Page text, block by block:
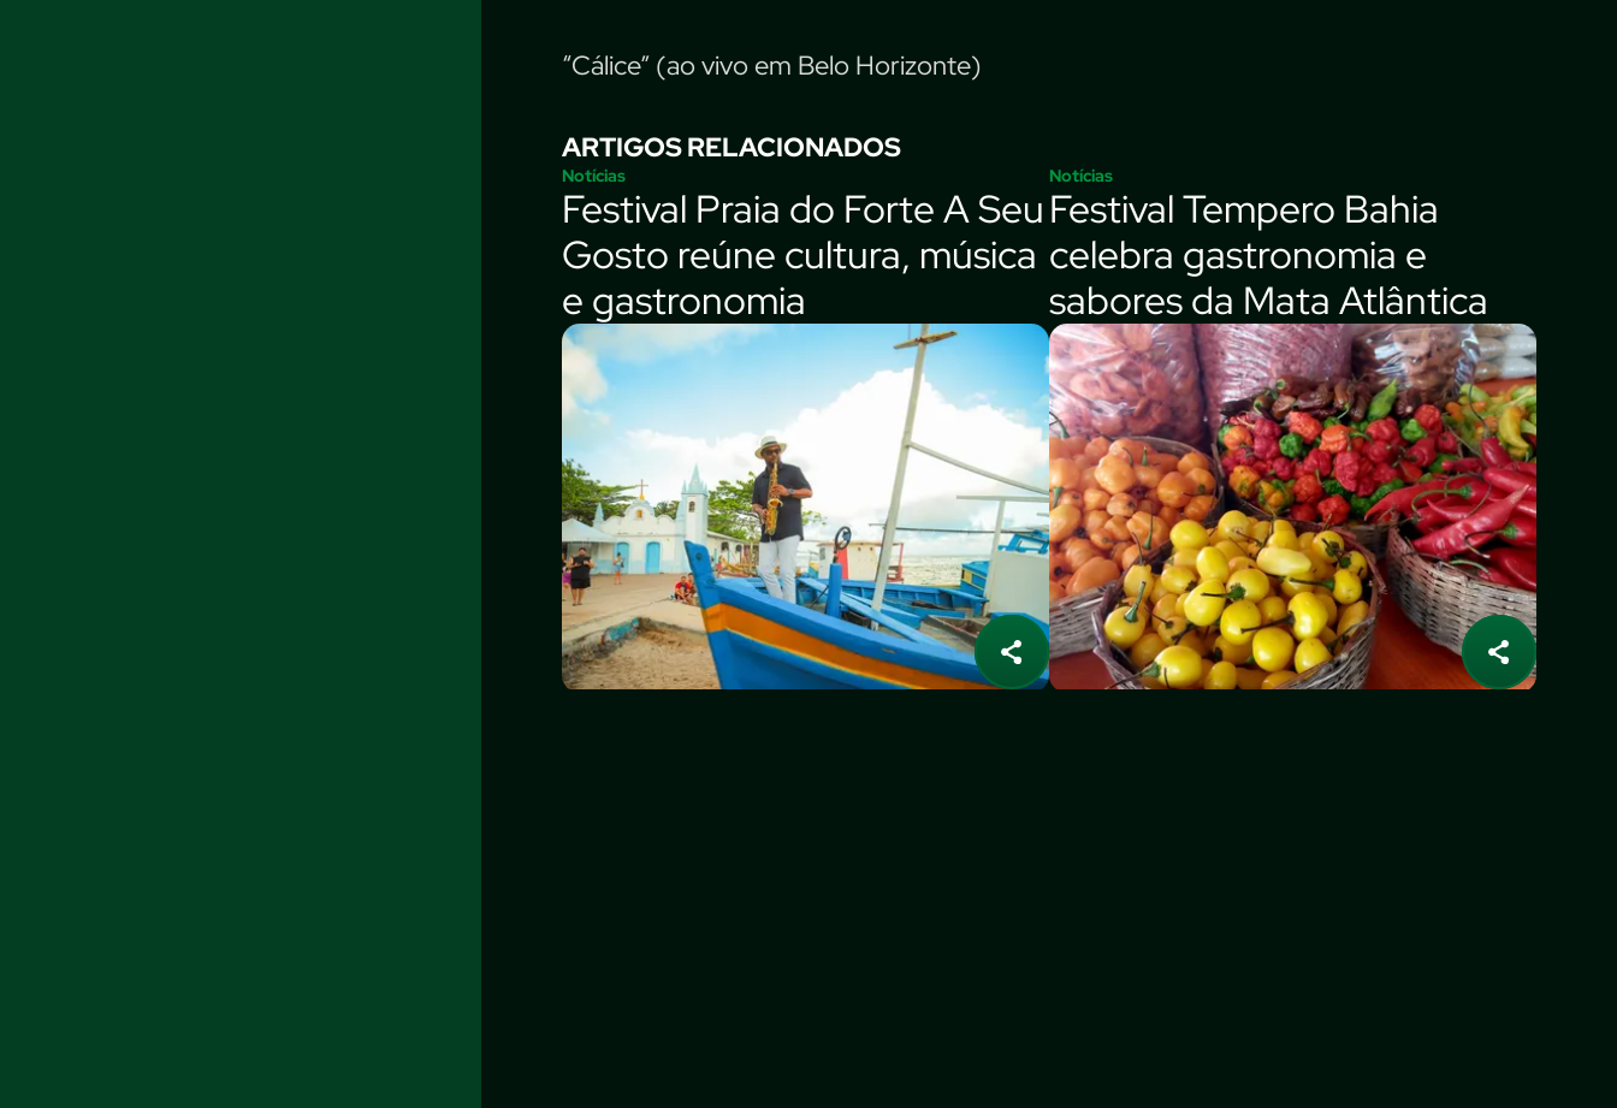
“Cálice” (ao vivo em Belo Horizonte)
ARTIGOS RELACIONADOS
Notícias
Festival Praia do Forte A Seu
Gosto reúne cultura, música
e gastronomia
Notícias
Festival Tempero Bahia
celebra gastronomia e
sabores da Mata Atlântica